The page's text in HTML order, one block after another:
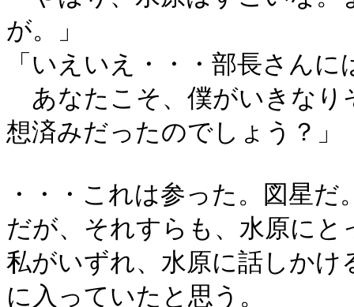
が。」
「いえいえ・・・部長さん
あなたこそ、僕がいきなり
想済みだったのでしょう？」
・・・これは参った。図星だ
だが、それすらも、水原に
私がいずれ、水原に話しか
に入っていたと思う。